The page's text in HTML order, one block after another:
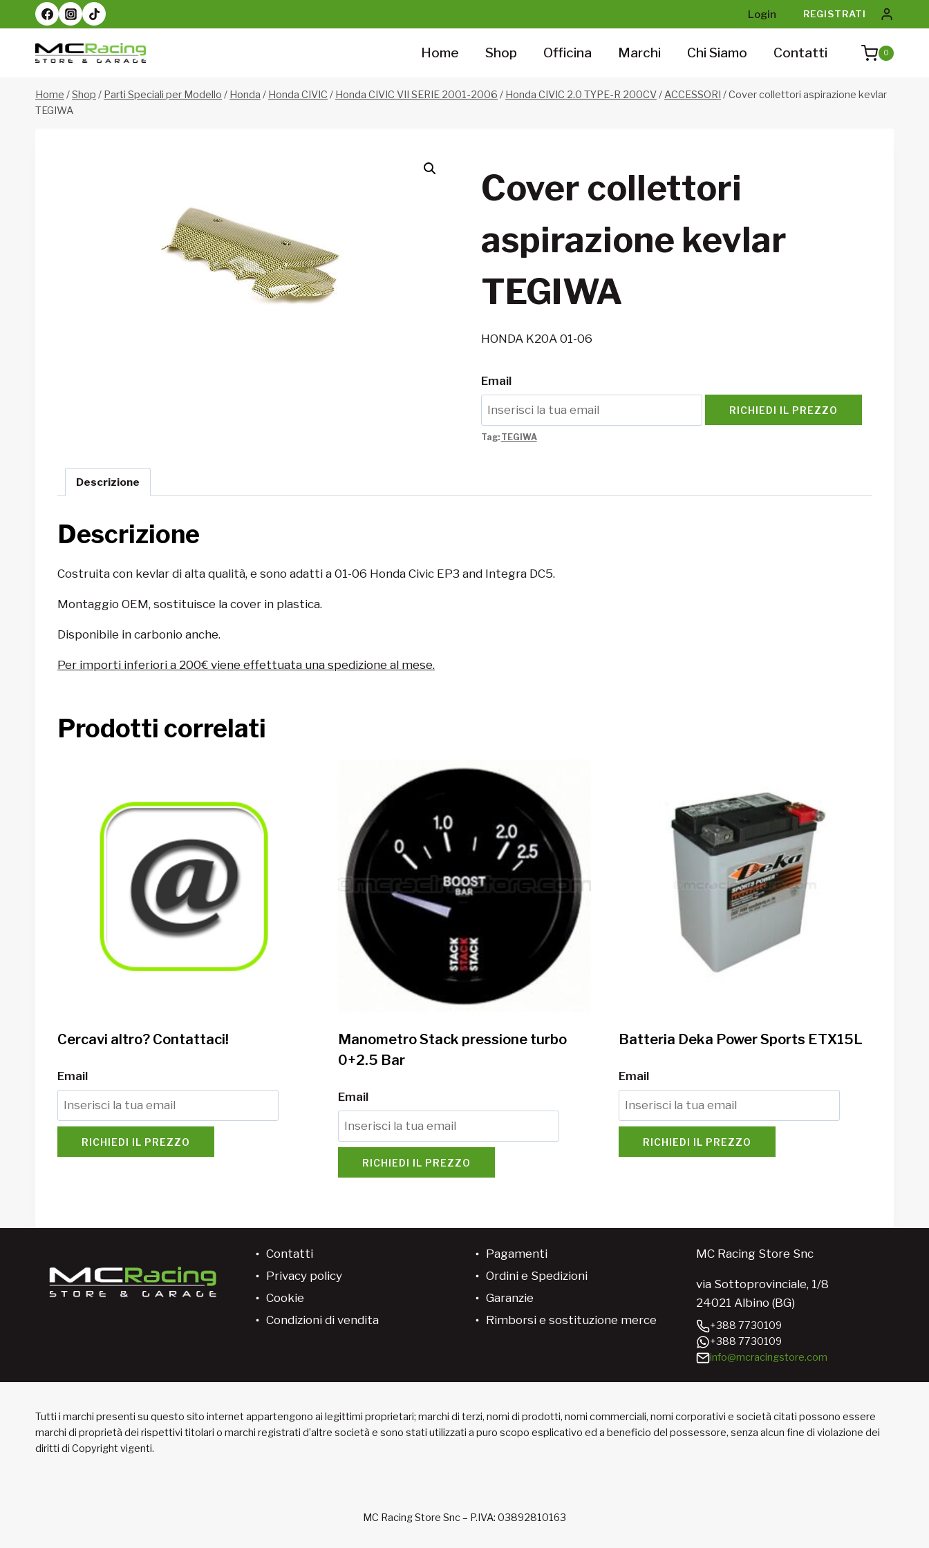
al
contenuto
Login REGISTRATI
Home Shop Officina Marchi Chi Siamo Contatti 0
Home /Shop / Parti Speciali per Modello / Honda / Honda CIVIC / Honda CIVIC VII SERIE 2001-2006 / Honda CIVIC 2.0 TYPE-R 200CV/ACCESSORI /Cover collettori aspirazione kevlar
TEGIWA
Cover collettori
aspirazione kevlar
TEGIWA
HONDA K20A 01-06
Email
RICHIEDI IL PREZZO
Tag: TEGIWA
Descrizione
Descrizione
Costruita con kevlar di alta qualità, e sono adatti a 01-06 Honda Civic EP3 and Integra DC5.
Montaggio OEM, sostituisce la cover in plastica.
Disponibile in carbonio anche.
Per importi inferiori a 200€ viene effettuata una spedizione al mese.
Prodotti correlati
Cercavi altro? Contattaci!
Email
RICHIEDI IL PREZZO
Manometro Stack pressione turbo
0+2.5 Bar
Email
RICHIEDI IL PREZZO
Batteria Deka Power Sports ETX15L
Email
RICHIEDI IL PREZZO
Contatti
Privacy policy
Cookie
Condizioni di vendita
Pagamenti
Ordini e Spedizioni
Garanzie
Rimborsi e sostituzione merce
MC Racing Store Snc
via Sottoprovinciale, 1/8
24021 Albino (BG)
+388 7730109
+388 7730109
info@mcracingstore.com
Tutti i marchi presenti su questo sito internet appartengono ai legittimi proprietari; marchi di terzi, nomi di prodotti, nomi commerciali, nomi corporativi e società citati possono essere
marchi di proprietà dei rispettivi titolari o marchi registrati d’altre società e sono stati utilizzati a puro scopo esplicativo ed a beneficio del possessore, senza alcun fine di violazione dei
diritti di Copyright vigenti.
MC Racing Store Snc – P.IVA: 03892810163